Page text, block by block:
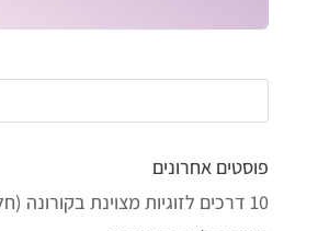
פוסטים אחרונים
10 דרכים לזוגיות מצוינת בקורונה (חלק ב')